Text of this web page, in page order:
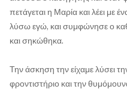
πετάγεται η Μαρία και λέει με
λύσω εγώ, και συμφώνησε ο
και σηκώθηκα.
Την άσκηση την είχαμε λύσει
φροντιστήριο και την